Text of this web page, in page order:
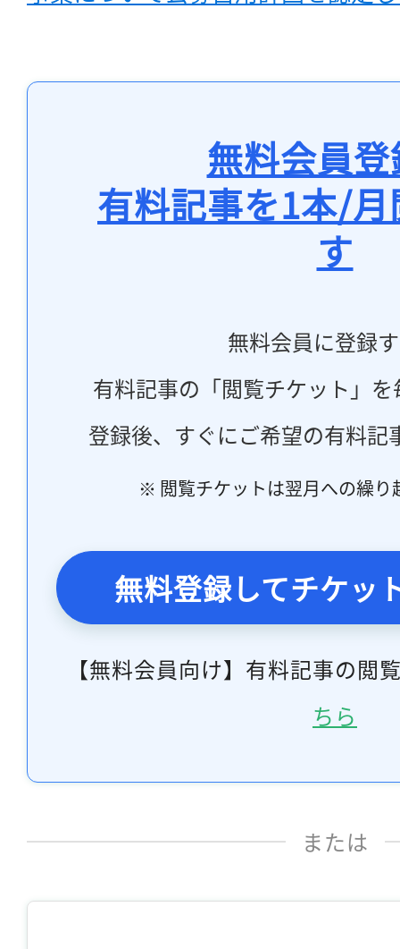
無料会員
有料記事を1本/
す
無料会員に登録
有料記事の「閲覧チケット」
登録後、すぐにご希望の有料記
※ 閲覧チケットは翌月への繰り
無料登録してチケッ
【無料会員向け】有料記事の閲
ちら
または